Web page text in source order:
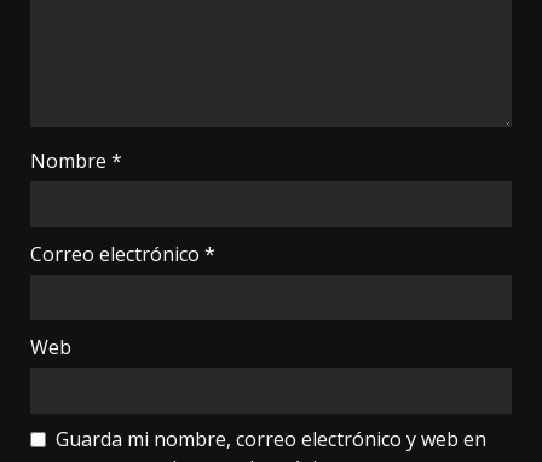
Nombre *
Correo electrónico *
Web
Guarda mi nombre, correo electrónico y web en